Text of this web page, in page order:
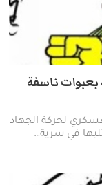
ناسفة
لحركة الجهاد
في سرية…